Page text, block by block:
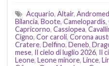
Acquario, Altair,
Bilancia, Boote, Camelopardis,
Capricorno, Cassiopea,
Cigno, Cor caroli, Corona
Cratere, Delfino, Deneb,
mese, Il cielo di luglio 2026, Il
Leone, Leone minore, Lince,